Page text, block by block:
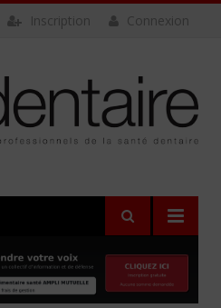
Connexion
Inscription